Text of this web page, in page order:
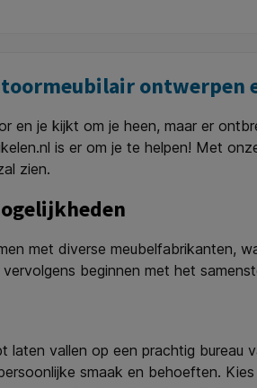
en je kijkt om je heen, maar er
is er om je te helpen! Met
zien.
met diverse meubelfabrikanten,
beginnen met het
laten vallen op een prachtig bureau
smaak en behoeften.